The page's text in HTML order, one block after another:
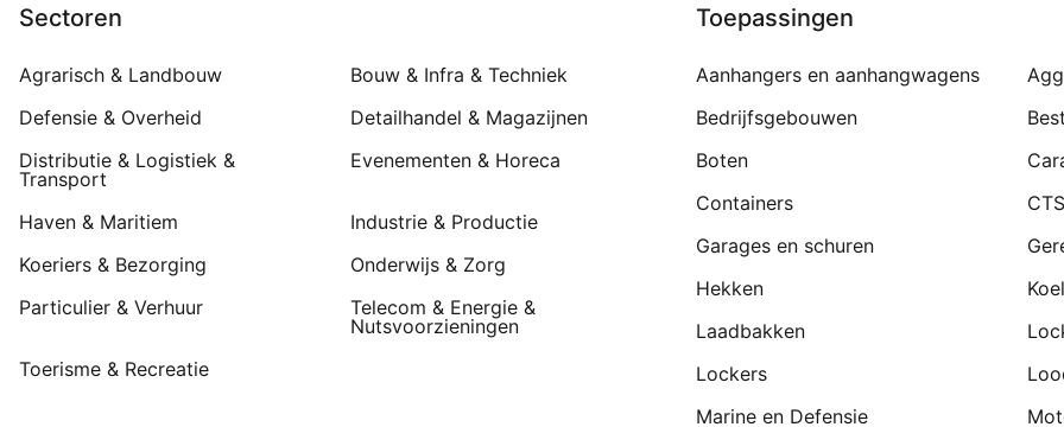
Sectoren
Agrarisch & Landbouw
Bouw & Infra & Techniek
Defensie & Overheid
Detailhandel & Magazijnen
Distributie & Logistiek &
Transport
Evenementen & Horeca
Haven & Maritiem
Industrie & Productie
Koeriers & Bezorging
Onderwijs & Zorg
Particulier & Verhuur
Telecom & Energie &
Nutsvoorzieningen
Toerisme & Recreatie
Toepassingen
Aanhangers en aanhangwagens
Bedrijfsgebouwen
Boten
Containers
Garages en schuren
Hekken
Laadbakken
Lockers
Marine en Defensie